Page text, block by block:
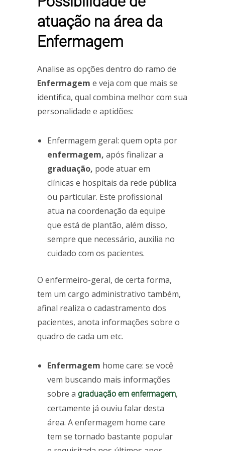
atuação na área da
Enfermagem
Analise as opções dentro do ramo de
Enfermagem e veja com que mais se
identifica, qual combina melhor com sua
personalidade e aptidões:
Enfermagem geral: quem opta por
enfermagem, após finalizar a
graduação, pode atuar em
clínicas e hospitais da rede pública
ou particular. Este profissional
atua na coordenação da equipe
que está de plantão, além disso,
sempre que necessário, auxilia no
cuidado com os pacientes.
O enfermeiro-geral, de certa forma,
tem um cargo administrativo também,
afinal realiza o cadastramento dos
pacientes, anota informações sobre o
quadro de cada um etc.
Enfermagem home care: se você
vem buscando mais informações
sobre a graduação em enfermagem,
certamente já ouviu falar desta
área. A enfermagem home care
tem se tornado bastante popular